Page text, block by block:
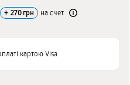
+ 270 грн на счет
картою Visa